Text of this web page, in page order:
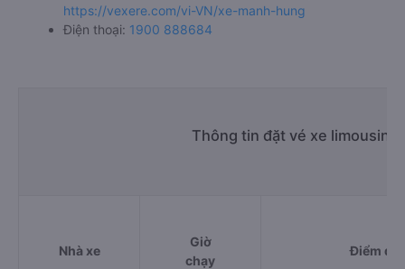
https://vexere.com/vi-VN/xe-manh-hung
Điện thoại: 1900 888684
Thông tin đặt vé xe limousine
Nhà xe
Giờ
chạy
Điểm đi